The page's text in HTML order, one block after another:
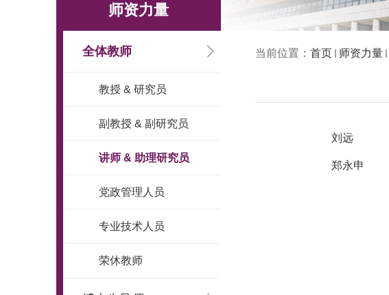
师资力量
全体教师
教授 & 研究员
副教授 & 副研究员
讲师 & 助理研究员
党政管理人员
专业技术人员
荣休教师
当前位置： 首页 师资力量
刘远
郑永申